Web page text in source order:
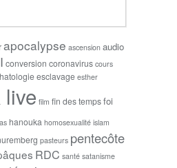
apocalypse ascension audio
conversion coronavirus cours
esclavage esther
live film fin des tempsfoi
hanouka homosexualité islam
pasteurs pentecôte
RDC santé satanisme